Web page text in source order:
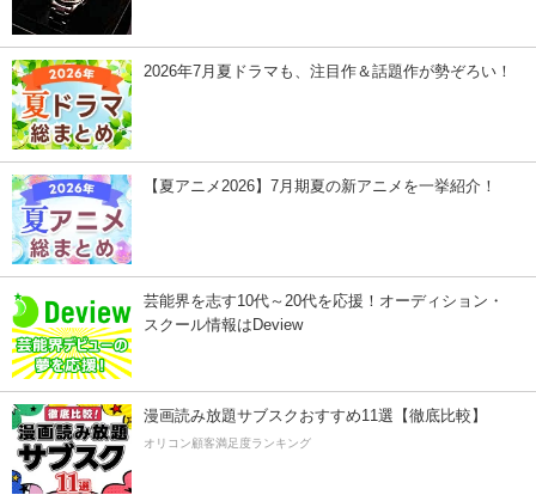
2026年7月夏ドラマも、注目作＆話題作が勢ぞろい！
【夏アニメ2026】7月期夏の新アニメを一挙紹介！
芸能界を志す10代～20代を応援！オーディション・
スクール情報はDeview
漫画読み放題サブスクおすすめ11選【徹底比較】
オリコン顧客満足度ランキング